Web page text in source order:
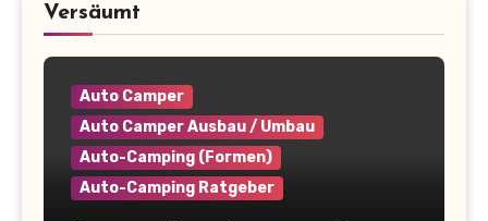
Versäumt
Auto Camper
Auto Camper Ausbau / Umbau
Auto-Camping (Formen)
Auto-Camping Ratgeber